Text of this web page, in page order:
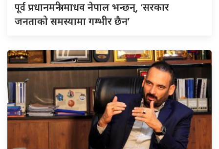
पूर्वप्रधानमन्त्री माधव नेपाल भन्छन्, ‘सरकार
जनताको समस्यामा गम्भीर छैन’